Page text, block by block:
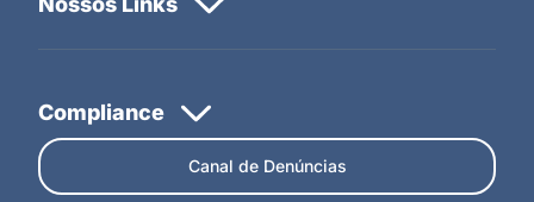
Canal de Denúncias